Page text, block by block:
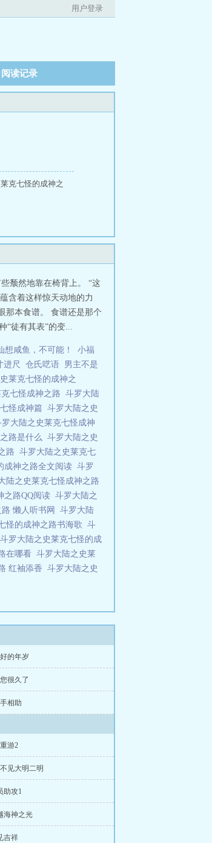
用户登录
阅读记录
克七怪的成神之
颓然地靠在椅背上。 “这
含着这样惊天动地的力
那本食谱。 食谱还是那个
“徒有其表”的变...
想咸鱼，不可能！
小福
进尺 仓氏呓语 男主不是
莱克七怪的成神之
七怪成神之路 斗罗大陆
怪成神篇 斗罗大陆之史
罗大陆之史莱克七怪成神
路是什么 斗罗大陆之史
路 斗罗大陆之史莱克七
成神之路全文阅读 斗罗
陆之史莱克七怪成神之路
之路QQ阅读 斗罗大陆之
懒人听书网 斗罗大陆
怪的成神之路书海歌 斗
斗罗大陆之史莱克七怪的成
在哪看 斗罗大陆之史莱
红袖添香 斗罗大陆之史
的年岁
很久了
相助
游2
见大明二明
助攻1
海神之光
吉祥